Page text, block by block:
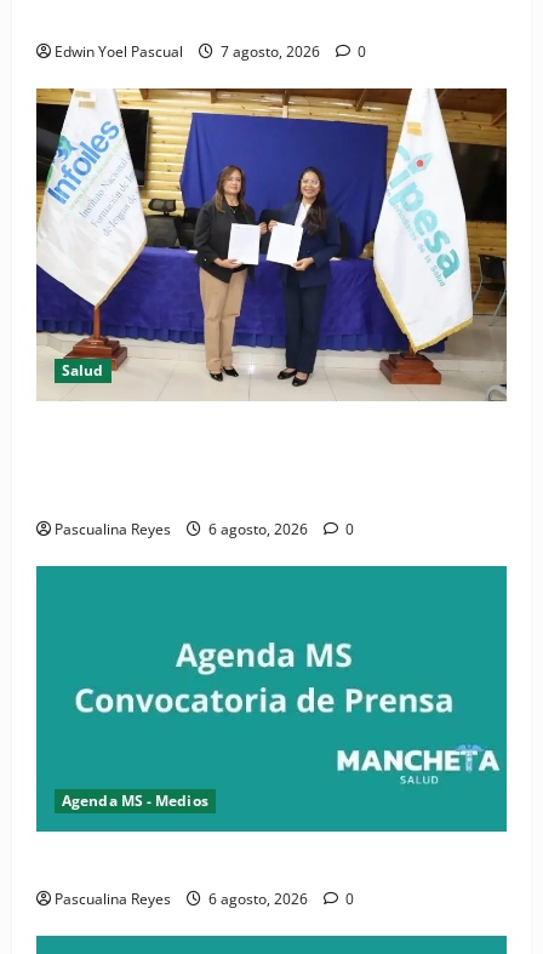
Edwin Yoel Pascual 7 agosto, 2026 0
Salud
Pascualina Reyes 6 agosto, 2026 0
Agenda MS - Medios
Pascualina Reyes 6 agosto, 2026 0